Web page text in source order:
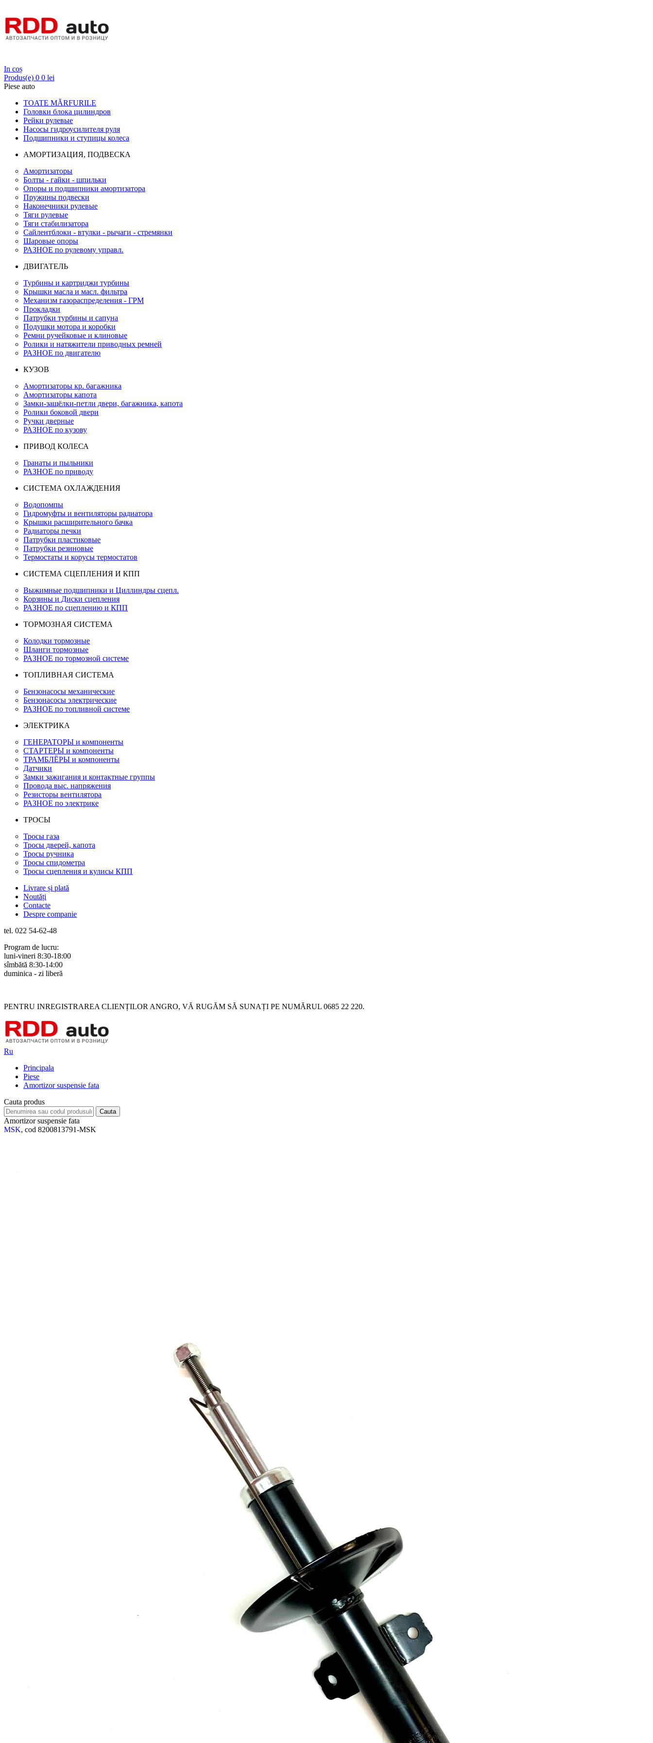
In coș
Produs(e) 0 0 lei
Piese auto
TOATE MĂRFURILE
Головки блока цилиндров
Рейки рулевые
Насосы гидроусилителя руля
Подшипники и ступицы колеса
АМОРТИЗАЦИЯ, ПОДВЕСКА
Амортизаторы
Болты - гайки - шпильки
Опоры и подшипники амортизатора
Пружины подвески
Наконечники рулевые
Тяги рулевые
Тяги стабилизатора
Сайлентблоки - втулки - рычаги - стремянки
Шаровые опоры
РАЗНОЕ по рулевому управл.
ДВИГАТЕЛЬ
Турбины и картриджи турбины
Крышки масла и масл. фильтра
Механизм газораспределения - ГРМ
Прокладки
Патрубки турбины и сапуна
Подушки мотора и коробки
Ремни ручейковые и клиновые
Ролики и натяжители приводных ремней
РАЗНОЕ по двигателю
КУЗОВ
Амортизаторы кр. багажника
Амортизаторы капота
Замки-защёлки-петли двери, багажника, капота
Ролики боковой двери
Ручки дверные
РАЗНОЕ по кузову
ПРИВОД КОЛЕСА
Гранаты и пыльники
РАЗНОЕ по приводу
СИСТЕМА ОХЛАЖДЕНИЯ
Водопомпы
Гидромуфты и вентиляторы радиатора
Крышки расширительного бачка
Радиаторы печки
Патрубки пластиковые
Патрубки резиновые
Термостаты и корусы термостатов
СИСТЕМА СЦЕПЛЕНИЯ И КПП
Выжимные подшипники и Циллиндры сцепл.
Корзины и Диски сцепления
РАЗНОЕ по сцеплению и КПП
ТОРМОЗНАЯ СИСТЕМА
Колодки тормозные
Шланги тормозные
РАЗНОЕ по тормозной системе
ТОПЛИВНАЯ СИСТЕМА
Бензонасосы механические
Бензонасосы электрические
РАЗНОЕ по топливной системе
ЭЛЕКТРИКА
ГЕНЕРАТОРЫ и компоненты
СТАРТЕРЫ и компоненты
ТРАМБЛЁРЫ и компоненты
Датчики
Замки зажигания и контактные группы
Провода выс. напряжения
Резисторы вентилятора
РАЗНОЕ по электрике
ТРОСЫ
Тросы газа
Тросы дверей, капота
Тросы ручника
Тросы спидометра
Тросы сцепления и кулисы КПП
Livrare și plată
Noutăți
Contacte
Despre companie
tel. 022 54-62-48
Program de lucru:
luni-vineri 8:30-18:00
sîmbătă 8:30-14:00
duminica - zi liberă
PENTRU INREGISTRAREA CLIENȚILOR ANGRO, VĂ RUGĂM SĂ SUNAȚI PE NUMĂRUL 0685 22 220.
Ru
Principala
Piese
Amortizor suspensie fata
Cauta produs
Amortizor suspensie fata
MSK, cod 8200813791-MSK